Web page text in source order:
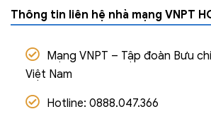
Thông tin liên hệ nhà mạng VNPT
Mạng VNPT – Tập đoàn Bưu
Việt Nam
Hotline: 0888.047.366